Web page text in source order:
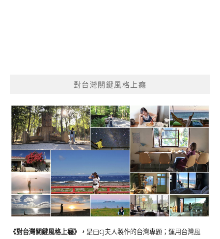
對台灣關鍵風格上癮
《對台灣關鍵風格上癮》 ， 是由CJ夫人製作的台灣專題；運用台灣風